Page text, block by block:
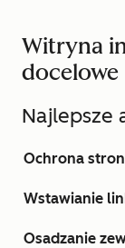
Witryna
docelowe
Najlepsze
Ochrona
Wstawianie
Osadzanie